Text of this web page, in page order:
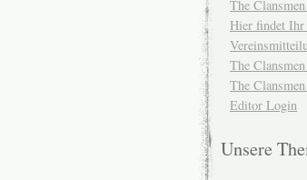
The
Hier findet
The
The
Editor Login
Unsere